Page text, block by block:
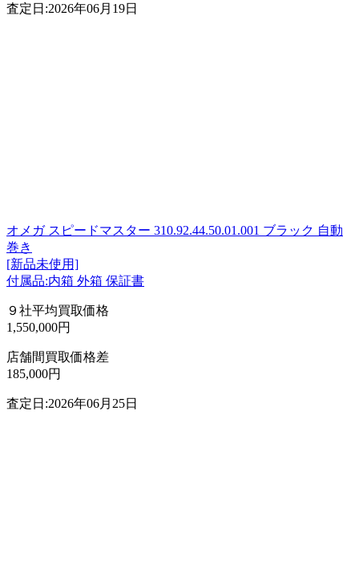
査定日:2026年06月19日
オメガ スピードマスター 310.92.44.50.01.001 ブラック 自動
巻き
[新品未使用]
付属品:内箱 外箱 保証書
９社平均買取価格
1,550,000円
店舗間買取価格差
185,000円
査定日:2026年06月25日